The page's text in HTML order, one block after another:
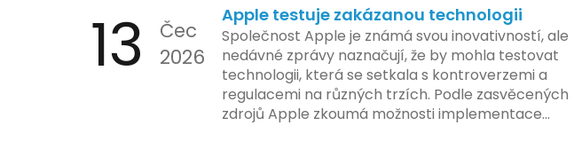
13
Čec
2026
Apple testuje zakázanou technologii
Společnost Apple je známá svou inovativností, ale
nedávné zprávy naznačují, že by mohla testovat
technologii, která se setkala s kontroverzemi a
regulacemi na různých trzích. Podle zasvěcených
zdrojů Apple zkoumá možnosti implementace